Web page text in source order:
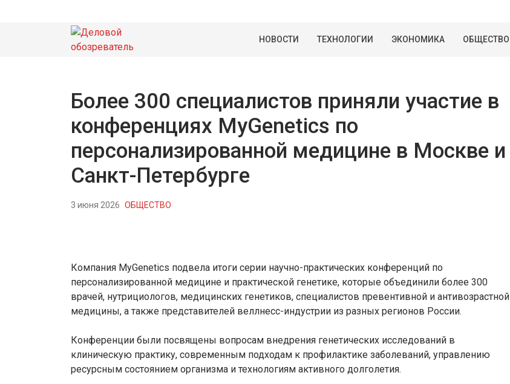
НОВОСТИ ТЕХНОЛОГИИ ЭКОНОМИКА ОБЩЕСТВО
Более 300 специалистов приняли участие в
конференциях MyGenetics по
персонализированной медицине в Москве и
Санкт-Петербурге
3 июня 2026 ОБЩЕСТВО
Компания MyGenetics подвела итоги серии научно-практических конференций по
персонализированной медицине и практической генетике, которые объединили более 300
врачей, нутрициологов, медицинских генетиков, специалистов превентивной и антивозрастной
медицины, а также представителей веллнесс-индустрии из разных регионов России.
Конференции были посвящены вопросам внедрения генетических исследований в
клиническую практику, современным подходам к профилактике заболеваний, управлению
ресурсным состоянием организма и технологиям активного долголетия.